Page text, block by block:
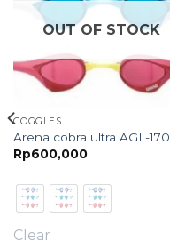
OUT OF STOCK
GOGGLES
Arena cobra ultra AGL-170
Rp600,000
Clear